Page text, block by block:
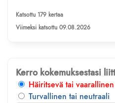
Katsottu 179 kertaa
Viimeksi katsottu 09.08.2026
Kerro kokemuksestasi
Häiritsevä tai vaarallinen
Turvallinen tai neutraali